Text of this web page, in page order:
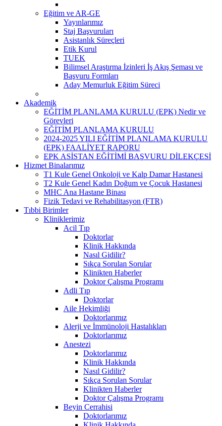
Eğitim ve AR-GE
Yayınlarımız
Staj Başvuruları
Asistanlık Süreçleri
Etik Kurul
TUEK
Bilimsel Araştırma İzinleri İş Akış Şeması ve
Başvuru Formları
Aday Memurluk Eğitim Süreci
Akademik
EĞİTİM PLANLAMA KURULU (EPK) Nedir ve
Görevleri
EĞİTİM PLANLAMA KURULU
2024-2025 YILI EĞİTİM PLANLAMA KURULU
(EPK) FAALİYET RAPORU
EPK ASİSTAN EĞİTİMİ BAŞVURU DİLEKÇESİ
Hizmet Binalarımız
T1 Kule Genel Onkoloji ve Kalp Damar Hastanesi
T2 Kule Genel Kadın Doğum ve Çocuk Hastanesi
MHC Ana Hastane Binası
Fizik Tedavi ve Rehabilitasyon (FTR)
Tıbbi Birimler
Kliniklerimiz
Acil Tıp
Doktorlar
Klinik Hakkında
Nasıl Gidilir?
Sıkça Sorulan Sorular
Klinikten Haberler
Doktor Çalışma Programı
Adli Tıp
Doktorlar
Aile Hekimliği
Doktorlarımız
Alerji ve İmmünoloji Hastalıkları
Doktorlarımız
Anestezi
Doktorlarımız
Klinik Hakkında
Nasıl Gidilir?
Sıkça Sorulan Sorular
Klinikten Haberler
Doktor Çalışma Programı
Beyin Cerrahisi
Doktorlarımız